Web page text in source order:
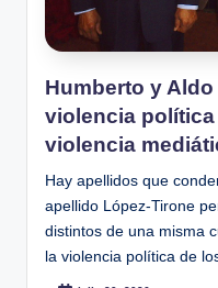
Humberto y
violencia
violencia
Hay apellidos que
apellido López-Tirone
distintos de una misma
la violencia política de